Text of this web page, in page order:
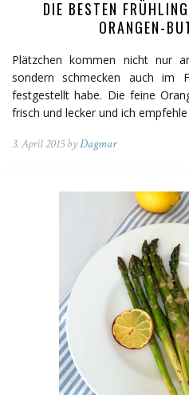
DIE BESTEN
ORANGEN-
Plätzchen kommen nicht nur
sondern schmecken auch im
festgestellt habe. Die feine
frisch und lecker und ich
3. April 2015 byDagmar